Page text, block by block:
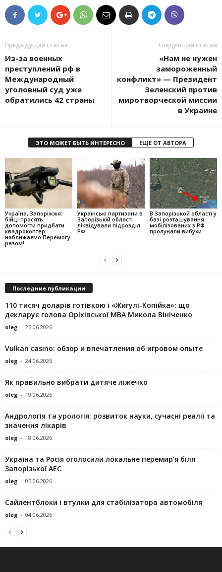
Предыдущая статья
Из-за военных
преступлений рф в
Международный
уголовный суд уже
обратились 42 страны
Следующая статья
«Нам не нужен
замороженный
конфликт» — Президент
Зеленский против
миротворческой миссии
в Украине
ЭТО МОЖЕТ БЫТЬ ИНТЕРЕСНО ЕЩЕ ОТ АВТОРА
Україна, Запоріжжя:
бійці просять
допомогти придбати
квадрокоптер:
наближаємо Перемогу
разом!
Українські партизани в
Запорізькій області
ліквідували підрозділ
РФ
В Запорізькой області у
базі розташування
мобілізованих з РФ
пролунали вибухи
Последние публикации
110 тисяч доларів готівкою і «Жигулі-Копійка»: що
декларує голова Оріхівської МВА Микола Вініченко
oleg - 26.06.2026
Vulkan casino: обзор и впечатления об игровом опыте
oleg - 24.06.2026
Як правильно вибрати дитяче ліжечко
oleg - 19.06.2026
Андрологія та урологія: розвиток науки, сучасні реалії та
значення лікарів
oleg - 18.06.2026
Україна та Росія оголосили локальне перемир’я біля
Запорізької АЕС
oleg - 05.06.2026
Сайлентблоки і втулки для стабілізатора автомобіля
oleg - 04.06.2026